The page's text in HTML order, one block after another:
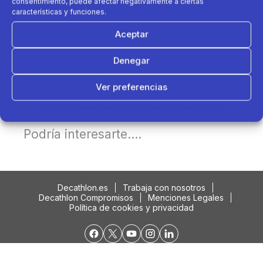
características y funciones.
Aceptar
Denegar
Ver preferencias
Podría interesarte....
Decathlon.es
Trabaja con nosotros
Decathlon Compromisos
Menciones Legales
Política de cookies y privacidad